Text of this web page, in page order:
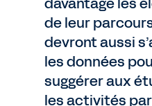
de leur
devront aussi
les données
suggérer aux
les activités